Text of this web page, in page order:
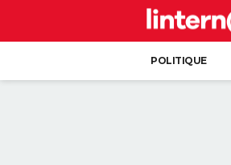
POLITIQUE